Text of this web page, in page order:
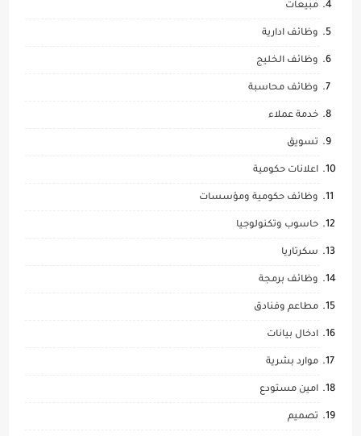
مبيعات
وظائف ادارية
وظائف الخليج
وظائف محاسبة
خدمة عملاء
تسويق
اعلانات حكومية
وظائف حكومية ومؤسسات
حاسوب وتكنولوجيا
سكرتاريا
وظائف برمجة
مطاعم وفنادق
ادخال بيانات
موارد بشرية
امين مستودع
تصميم